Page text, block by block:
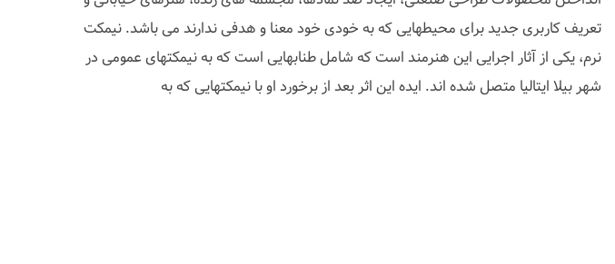
تعریف کاربری جدید برای محیطهایی که به خودی خود معنا و هدفی ندارند می باشد. نیمکت
نرم، یکی از آثار اجرایی این هنرمند است که شامل طنابهایی است که به نیمکتهای عمومی در
شهر بیلا ایتالیا متصل شده اند. ایده این اثر بعد از برخورد او با نیمکتهایی که به